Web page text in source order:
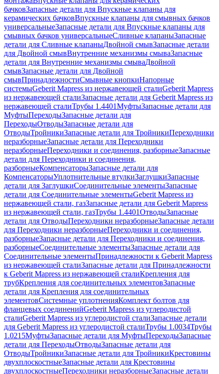
бачковЗапасные детали для Впускные клапаны для
керамических бачковВпускные клапаны для смывных бачков
универсальныеЗапасные детали для Впускные клапаны для
смывных бачков универсальныеСливные клапаныЗапасные
детали для Сливные клапаныДвойной смывЗапасные детали
для Двойной смывВнутренние механизмы смываЗапасные
детали для Внутренние механизмы смываДвойной
смывЗапасные детали для Двойной
смывПринадлежностиСмывные кнопкиНапорные
системыGeberit Mapress из нержавеющей сталиGeberit Mapress
из нержавеющей сталиЗапасные детали для Geberit Mapress из
нержавеющей сталиТрубы 1.4401МуфтыЗапасные детали для
МуфтыПереходыЗапасные детали для
ПереходыОтводыЗапасные детали для
ОтводыТройникиЗапасные детали для ТройникиПереходники
неразборныеЗапасные детали для Переходники
неразборныеПереходники и соединения, разборныеЗапасные
детали для Переходники и соединения,
разборныеКомпенсаторыЗапасные детали для
КомпенсаторыУплотнительные втулкиЗаглушкиЗапасные
детали для ЗаглушкиСоединительные элементыЗапасные
детали для Соединительные элементыGeberit Mapress из
нержавеющей стали, газЗапасные детали для Geberit Mapress
из нержавеющей стали, газТрубы 1.4401ОтводыЗапасные
детали для ОтводыПереходники неразборныеЗапасные детали
для Переходники неразборныеПереходники и соединения,
разборныеЗапасные детали для Переходники и соединения,
разборныеСоединительные элементыЗапасные детали для
Соединительные элементыПринадлежности к Geberit Mapress
из нержавеющей сталиЗапасные детали для Принадлежности
к Geberit Mapress из нержавеющей сталиКрепления для
трубКрепления для соединительных элементовЗапасные
детали для Крепления для соединительных
элементовСистемные уплотненияКомплект болтов для
фланцевых соединенийGeberit Mapress из углеродистой
сталиGeberit Mapress из углеродистой сталиЗапасные детали
для Geberit Mapress из углеродистой сталиТрубы 1.0034Трубы
1.0215МуфтыЗапасные детали для МуфтыПереходыЗапасные
детали для ПереходыОтводыЗапасные детали для
ОтводыТройникиЗапасные детали для ТройникиКрестовины
двухплоскостныеЗапасные детали для Крестовины
двухплоскостныеПереходники неразборныеЗапасные детали